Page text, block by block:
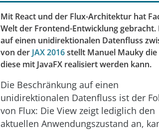
Mit React und der Flux-Architektur hat
Welt der Frontend-Entwicklung
auf einen unidirektionalen Datenfluss
von der JAX 2016stellt Manuel Mauky
diese mit JavaFX realisiert werden kann.
Die Beschränkung auf einen
unidirektionalen Datenfluss ist der
von Flux: Die View zeigt lediglich den
aktuellen Anwendungszustand an,